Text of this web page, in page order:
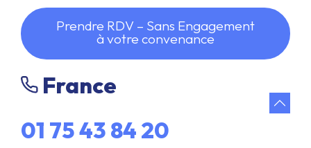
Prendre RDV – Sans Engagement
à votre convenance
France
01 75 43 84 20